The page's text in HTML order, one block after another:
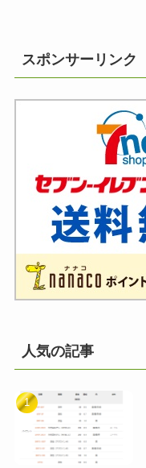
スポンサーリンク
人気の記事